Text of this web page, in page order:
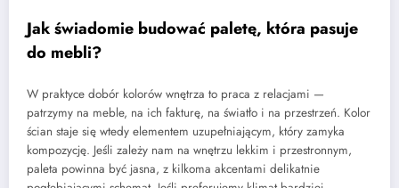
Jak świadomie budować paletę, która pasuje
do mebli?
W praktyce dobór kolorów wnętrza to praca z relacjami —
patrzymy na meble, na ich fakturę, na światło i na przestrzeń. Kolor
ścian staje się wtedy elementem uzupełniającym, który zamyka
kompozycję. Jeśli zależy nam na wnętrzu lekkim i przestronnym,
paleta powinna być jasna, z kilkoma akcentami delikatnie